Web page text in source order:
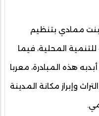
ممادي بتنظيم
المحلية، فيما
هذه المبادرة، معربا
وإبراز مكانة المدينة